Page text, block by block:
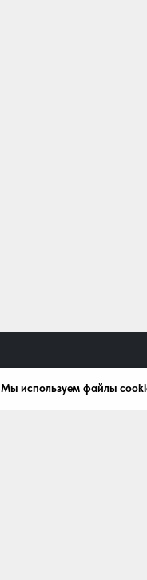
Мы используем файлы